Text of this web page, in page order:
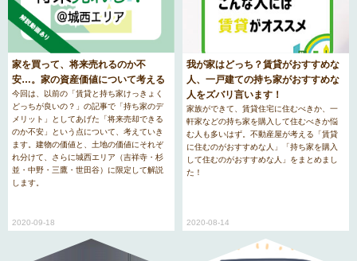
家を買って、将来売れるのか不
安…。家の資産価値について考える
今回は、以前の「賃貸と持ち家けっきょく
どっちが良いの？」の記事で「持ち家のデ
メリット」としてあげた「将来売却できる
のか不安」という点について、考えていき
ます。建物の価値と、土地の価値にそれぞ
れ分けて、さらに城西エリア（吉祥寺・杉
並・中野・三鷹・世田谷）に限定して解説
します。
2020-09-18
我が家はどっち？賃貸がおすすめな
人、一戸建ての持ち家がおすすめな
人をズバリ言います！
家族ができて、賃貸住宅に住むべきか、一
軒家などの持ち家を購入して住むべきか悩
む人も多いはず。不動産屋が考える「賃貸
に住むのがおすすめな人」「持ち家を購入
して住むのがおすすめな人」をまとめまし
た！
2020-08-14